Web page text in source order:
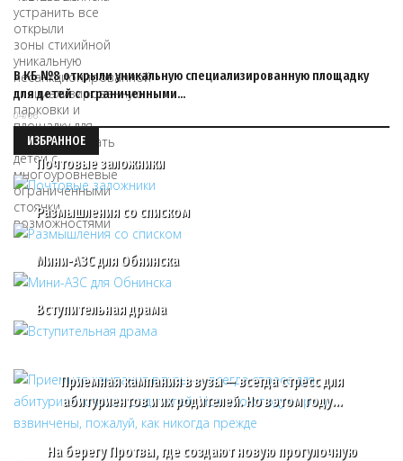
В КБ №8 открыли уникальную специализированную площадку
для детей с ограниченными…
04/06
ИЗБРАННОЕ
Почтовые заложники
Размышления со списком
Мини-АЗС для Обнинска
Вступительная драма
Приемная кампания в вузы — всегда стресс для
абитуриентов и их родителей. Но в этом году…
На берегу Протвы, где создают новую прогулочную